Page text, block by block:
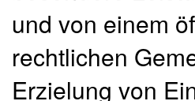
und von einem
rechtlichen
Erzielung von